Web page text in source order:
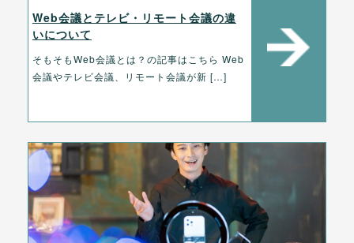
Web会議とテレビ・リモート会議の違
いについて
そもそもWeb会議とは？の記事はこちら Web
会議やテレビ会議、リモート会議が新 […]